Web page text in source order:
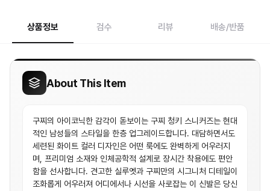
상품정보 검수 리뷰 배송/반품
About This Item
구찌의 아이코닉한 감각이 돋보이는 구찌 청키 스니커즈는 현대
적인 남성들의 스타일을 한층 업그레이드합니다. 대담하면서도
세련된 화이트 컬러 디자인은 어떤 룩에도 완벽하게 어우러지
며, 프리미엄 소재와 인체공학적 설계로 장시간 착용에도 편안
함을 선사합니다. 견고한 실루엣과 구찌만의 시그니처 디테일이
조화롭게 어우러져 어디에서나 시선을 사로잡는 이 신발은 당신